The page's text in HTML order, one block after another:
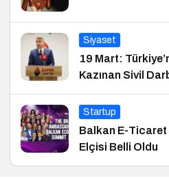
Siyaset
19 Mart:
Kazınan Sivil
Startup
Balkan E-Ticaret
Elçisi Belli Oldu